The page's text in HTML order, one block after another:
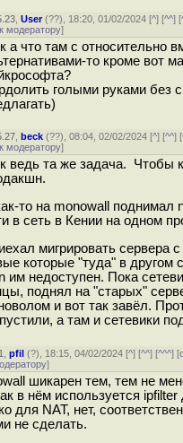
,User(??), 18:20, 01/02/2024 [^] [^^] [
к модератору]
а что там с относительно
то кроме вот
голыми руками без
,beck (??), 08:04, 02/02/2024 [^] [^^] [
к модератору]
ведь та же задача. Чтобы
то на monowall поднимал
в сеть в Кении на одном
мигрировать сервера
которые "туда" в другом
им недоступен. Пока
поднял на "старых"
и вот так завёл.
а там и сетевики
,pfil (?), 18:15, 04/02/2024 [^] [^^] [^^^] [
]
шикарен тем, тем не
в нём используется
для NAT, нет,
не сделать.